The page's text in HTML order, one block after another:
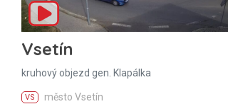
Vsetín
kruhový objezd gen. Klapálka
VS město Vsetín